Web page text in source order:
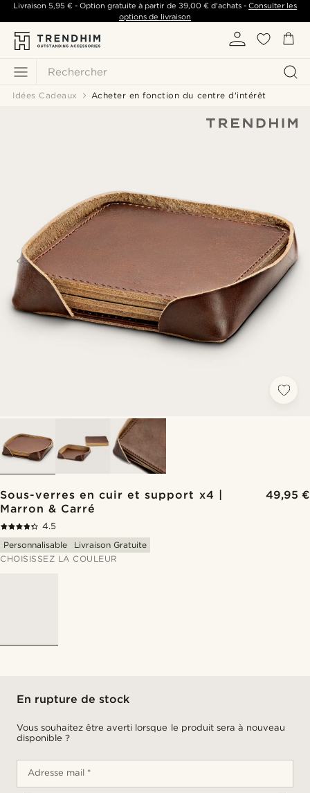
Rechercher
Livraison 5,95 €- Option gratuite à partir de 39,00 €d'achats -Consulter les
options de livraison
Idées Cadeaux Acheter en fonction du centre d'intérêt
Sous-verres en cuir et support x4 |
Marron & Carré
49,95 €
4.5
Personnalisable
Livraison Gratuite
CHOISISSEZ LA COULEUR
En rupture de stock
Vous souhaitez être averti lorsque le produit sera à nouveau
disponible ?
Adresse mail *